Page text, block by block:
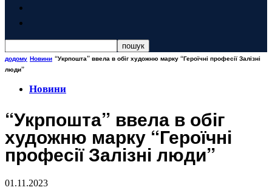
додому Новини “Укрпошта” ввела в обіг художню марку “Героїчні професії Залізні
люди”
Новини
“Укрпошта” ввела в обіг
художню марку “Героїчні
професії Залізні люди”
01.11.2023